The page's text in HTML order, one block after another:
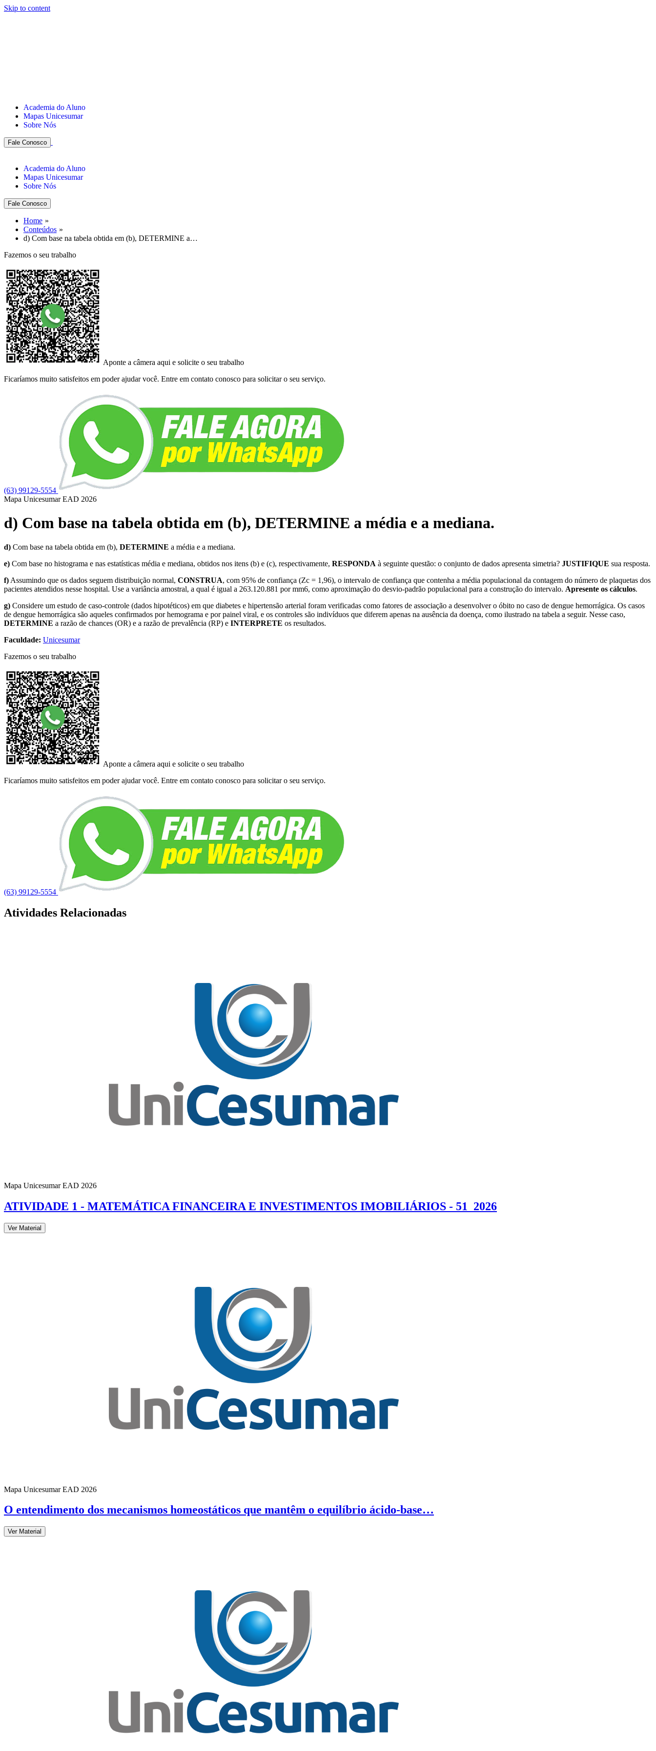
Skip to content
Academia do Aluno
Mapas Unicesumar
Sobre Nós
Fale Conosco
Academia do Aluno
Mapas Unicesumar
Sobre Nós
Fale Conosco
Home
Conteúdos
d) Com base na tabela obtida em (b), DETERMINE a…
Fazemos o seu trabalho
Aponte a câmera aqui e solicite o seu trabalho
Ficaríamos muito satisfeitos em poder ajudar você. Entre em contato conosco para solicitar o seu serviço.
(63) 99129-5554
Mapa Unicesumar EAD 2026
d) Com base na tabela obtida em (b), DETERMINE a média e a mediana.
d) Com base na tabela obtida em (b), DETERMINE a média e a mediana.
e) Com base no histograma e nas estatísticas média e mediana, obtidos nos itens (b) e (c), respectivamente, RESPONDA à seguinte questão: o conjunto de dados apresenta simetria? JUSTIFIQUE sua resposta.
f) Assumindo que os dados seguem distribuição normal, CONSTRUA, com 95% de confiança (Zc = 1,96), o intervalo de confiança que contenha a média populacional da contagem do número de plaquetas dos
pacientes atendidos nesse hospital. Use a variância amostral, a qual é igual a 263.120.881 por mm6, como aproximação do desvio-padrão populacional para a construção do intervalo. Apresente os cálculos.
g) Considere um estudo de caso-controle (dados hipotéticos) em que diabetes e hipertensão arterial foram verificadas como fatores de associação a desenvolver o óbito no caso de dengue hemorrágica. Os casos
de dengue hemorrágica são aqueles confirmados por hemograma e por painel viral, e os controles são indivíduos que diferem apenas na ausência da doença, como ilustrado na tabela a seguir. Nesse caso,
DETERMINE a razão de chances (OR) e a razão de prevalência (RP) e INTERPRETE os resultados.
Faculdade: Unicesumar
Fazemos o seu trabalho
Aponte a câmera aqui e solicite o seu trabalho
Ficaríamos muito satisfeitos em poder ajudar você. Entre em contato conosco para solicitar o seu serviço.
(63) 99129-5554
Atividades Relacionadas
Mapa Unicesumar EAD 2026
ATIVIDADE 1 - MATEMÁTICA FINANCEIRA E INVESTIMENTOS IMOBILIÁRIOS - 51_2026
Ver Material
Mapa Unicesumar EAD 2026
O entendimento dos mecanismos homeostáticos que mantêm o equilíbrio ácido-base…
Ver Material